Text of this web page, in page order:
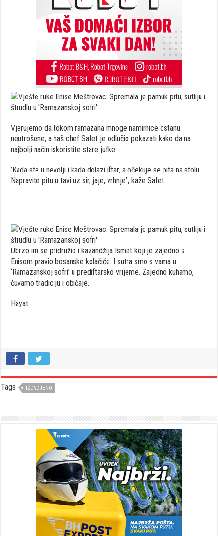
Vjerujemo da tokom ramazana mnoge namirnice ostanu
neutrošene, a naš chef Safet je odlučio pokazati kako da na
najbolji način iskoristite stare jufke.
’Kada ste u nevolji i kada dolazi iftar, a očekuje se pita na stolu.
Napravite pitu u tavi uz sir, jaje, vrhnje”, kaže Safet.
Ubrzo im se pridružio i kazandžija Ismet koji je zajedno s
Enisom pravio bosanske kolačiće. I sutra smo s vama u
‘Ramazanskoj sofri’ u prediftarsko vrijeme. Zajedno kuhamo,
čuvamo tradiciju i običaje.
Hayat
Tags IZDVOJENO